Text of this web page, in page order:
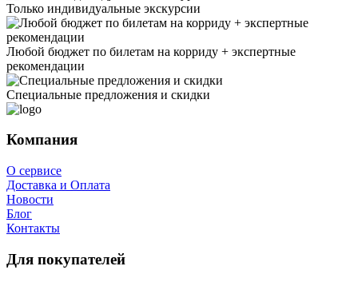
Только индивидуальные экскурсии
Любой бюджет по билетам на корриду + экспертные
рекомендации
Специальные предложения и скидки
Компания
О сервисе
Доставка и Оплата
Новости
Блог
Контакты
Для покупателей